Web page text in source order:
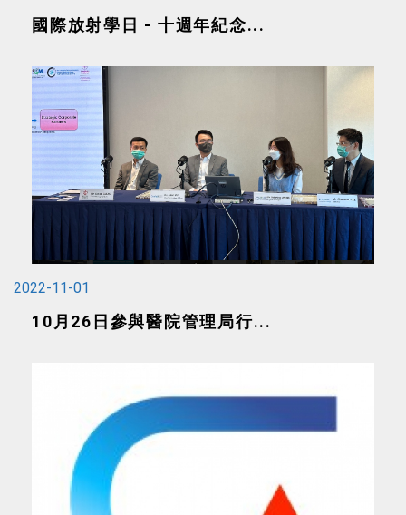
國際放射學日 - 十週年紀念...
2022-11-01
10月26日參與醫院管理局行...